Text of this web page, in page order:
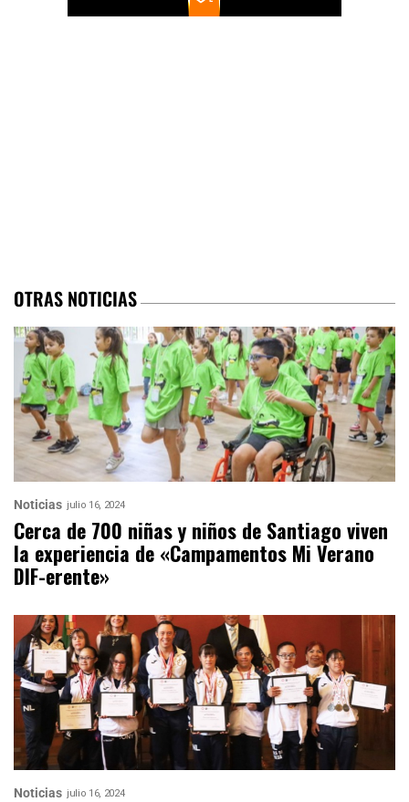
OTRAS NOTICIAS
Noticias julio 16, 2024
Cerca de 700 niñas y niños de Santiago viven
la experiencia de «Campamentos Mi Verano
DIF-erente»
Noticias julio 16, 2024